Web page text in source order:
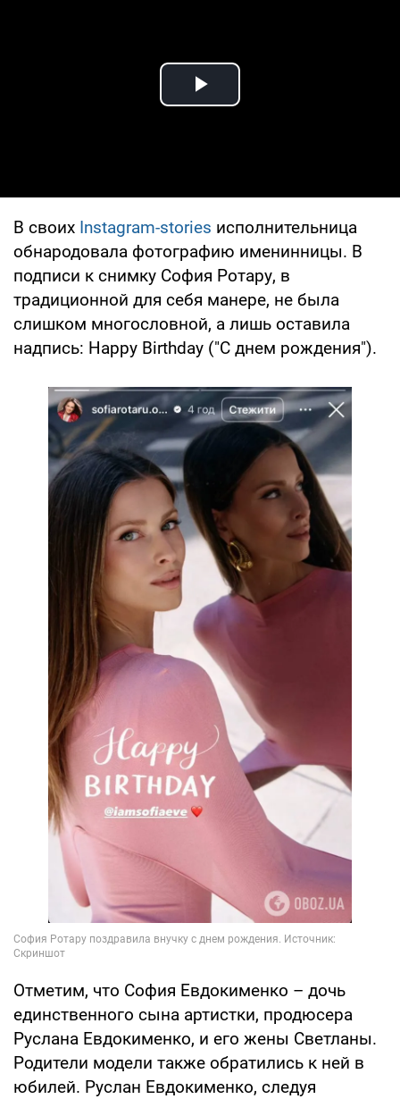
Play Video
В своих Instagram-stories исполнительница
обнародовала фотографию именинницы. В
подписи к снимку София Ротару, в
традиционной для себя манере, не была
слишком многословной, а лишь оставила
надпись: Happy Birthday ("С днем рождения").
Отметим, что София Евдокименко – дочь
единственного сына артистки, продюсера
Руслана Евдокименко, и его жены Светланы.
Родители модели также обратились к ней в
юбилей. Руслан Евдокименко, следуя